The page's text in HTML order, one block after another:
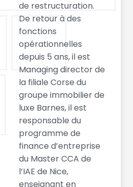
de restructuration.
De retour à des
fonctions
opérationnelles
depuis 5 ans, il est
Managing director de
la filiale Corse du
groupe immobilier de
luxe Barnes, il est
responsable du
programme de
finance d’entreprise
du Master CCA de
l’IAE de Nice,
enseignant en